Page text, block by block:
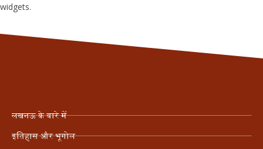
widgets.
लखनऊ के बारे में
इतिहास और भूगोल